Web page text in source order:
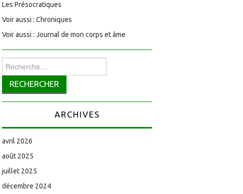
Les Présocratiques
Voir aussi : Chroniques
Voir aussi : Journal de mon corps et âme
Rechercher :
ARCHIVES
avril 2026
août 2025
juillet 2025
décembre 2024